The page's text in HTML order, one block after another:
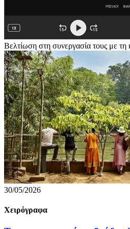
Βελτίωση στη συνεργασία τους με
30/05/2026
Χειρόγραφα